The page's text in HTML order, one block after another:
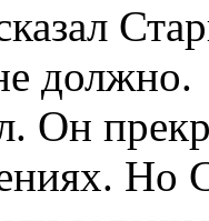
должно.
Он
Но